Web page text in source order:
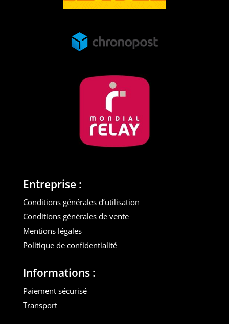
Entreprise :
Conditions générales d’utilisation
Conditions générales de vente
Mentions légales
Politique de confidentialité
Informations :
Paiement sécurisé
Transport